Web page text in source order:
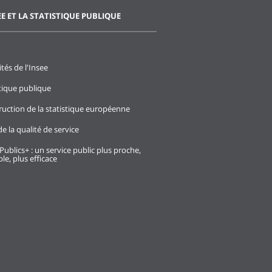
ET LA STATISTIQUE PUBLIQUE
de l'Insee
publique
de la statistique européenne
la qualité de service
: un service public plus proche,
plus efficace